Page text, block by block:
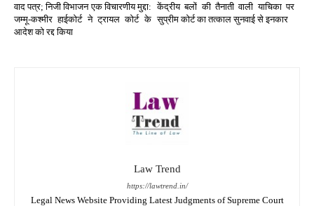
वाद पत्र; निजी विभाजन एक विचारणीय मुद्दा:
जम्मू-कश्मीर हाईकोर्ट ने ट्रायल कोर्ट के
आदेश को रद्द किया
केंद्रीय बलों की तैनाती वाली याचिका पर
सुप्रीम कोर्ट का तत्काल सुनवाई से इनकार
Law Trend
https://lawtrend.in/
Legal News Website Providing Latest Judgments of Supreme Court